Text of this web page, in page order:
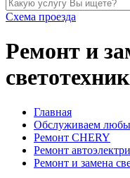
Схема проезда
Ремонт и
Главная
Обслуживаем
Ремонт CHERY
Ремонт
Ремонт и замена